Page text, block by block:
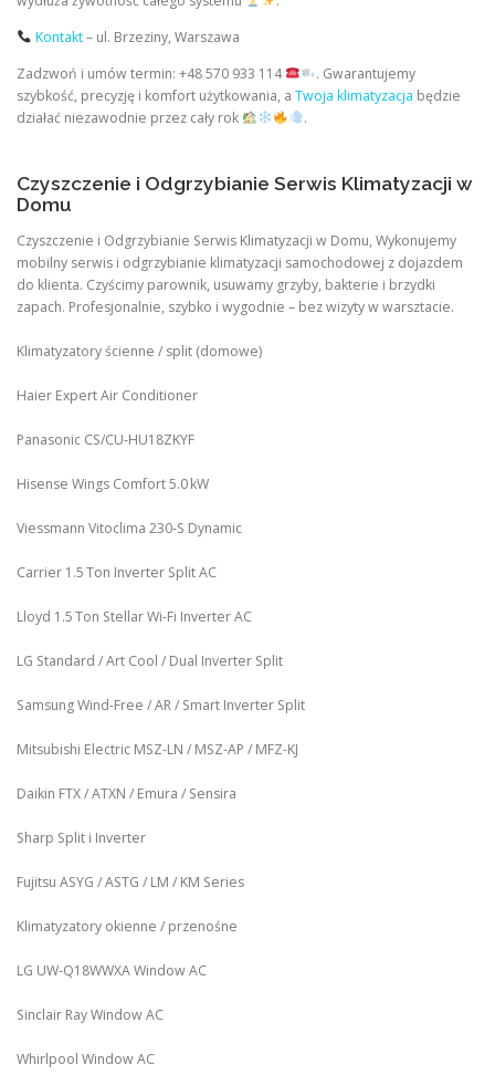
Kontakt– ul. Brzeziny, Warszawa
Zadzwoń i umów termin: +48 570 933 114
. Gwarantujemy
szybkość, precyzję i komfort użytkowania, a Twoja klimatyzacja będzie
działać niezawodnie przez cały rok
.
Czyszczenie i Odgrzybianie Serwis Klimatyzacji w
Domu
Czyszczenie i Odgrzybianie Serwis Klimatyzacji w Domu, Wykonujemy
mobilny serwis i odgrzybianie klimatyzacji samochodowej z dojazdem
do klienta. Czyścimy parownik, usuwamy grzyby, bakterie i brzydki
zapach. Profesjonalnie, szybko i wygodnie – bez wizyty w warsztacie.
Klimatyzatory ścienne / split (domowe)
Haier Expert Air Conditioner
Panasonic CS/CU‑HU18ZKYF
Hisense Wings Comfort 5.0 kW
Viessmann Vitoclima 230‑S Dynamic
Carrier 1.5 Ton Inverter Split AC
Lloyd 1.5 Ton Stellar Wi‑Fi Inverter AC
LG Standard / Art Cool / Dual Inverter Split
Samsung Wind-Free / AR / Smart Inverter Split
Mitsubishi Electric MSZ‑LN / MSZ‑AP / MFZ-KJ
Daikin FTX / ATXN / Emura / Sensira
Sharp Split i Inverter
Fujitsu ASYG / ASTG / LM / KM Series
Klimatyzatory okienne / przenośne
LG UW‑Q18WWXA Window AC
Sinclair Ray Window AC
Whirlpool Window AC